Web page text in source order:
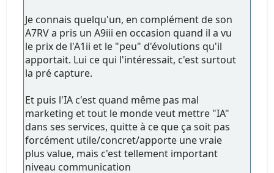
Je connais quelqu'un, en complément de son
A7RV a pris un A9iii en occasion quand il a vu
le prix de l'A1ii et le "peu" d'évolutions qu'il
apportait. Lui ce qui l'intéressait, c'est surtout
la pré capture.
Et puis l'IA c'est quand même pas mal
marketing et tout le monde veut mettre "IA"
dans ses services, quitte à ce que ça soit pas
forcément utile/concret/apporte une vraie
plus value, mais c'est tellement important
niveau communication